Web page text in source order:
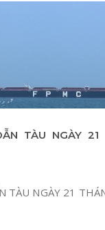
TÀU NGÀY
TÀU NGÀY 21